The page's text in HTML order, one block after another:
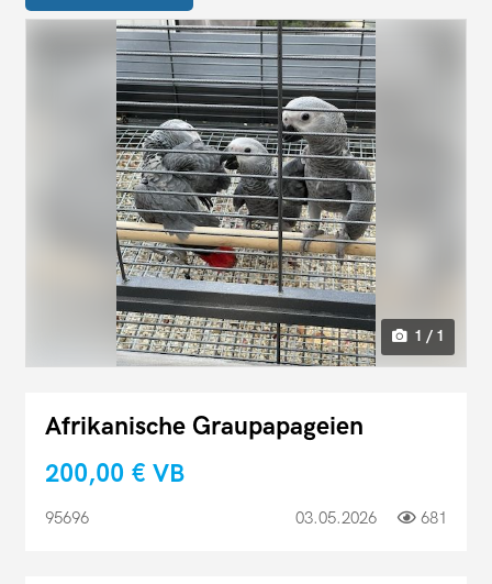
1 / 1
Afrikanische Graupapageien
200,00 € VB
95696 03.05.2026 681